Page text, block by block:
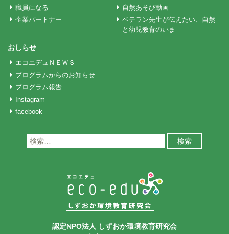
職員になる
企業パートナー
自然あそび動画
ベテラン先生が伝えたい、自然
と幼児教育のいま
おしらせ
エコエデュＮＥＷＳ
プログラムからのお知らせ
プログラム報告
Instagram
facebook
検
索:
認定NPO法人 しずおか環境教育研究会